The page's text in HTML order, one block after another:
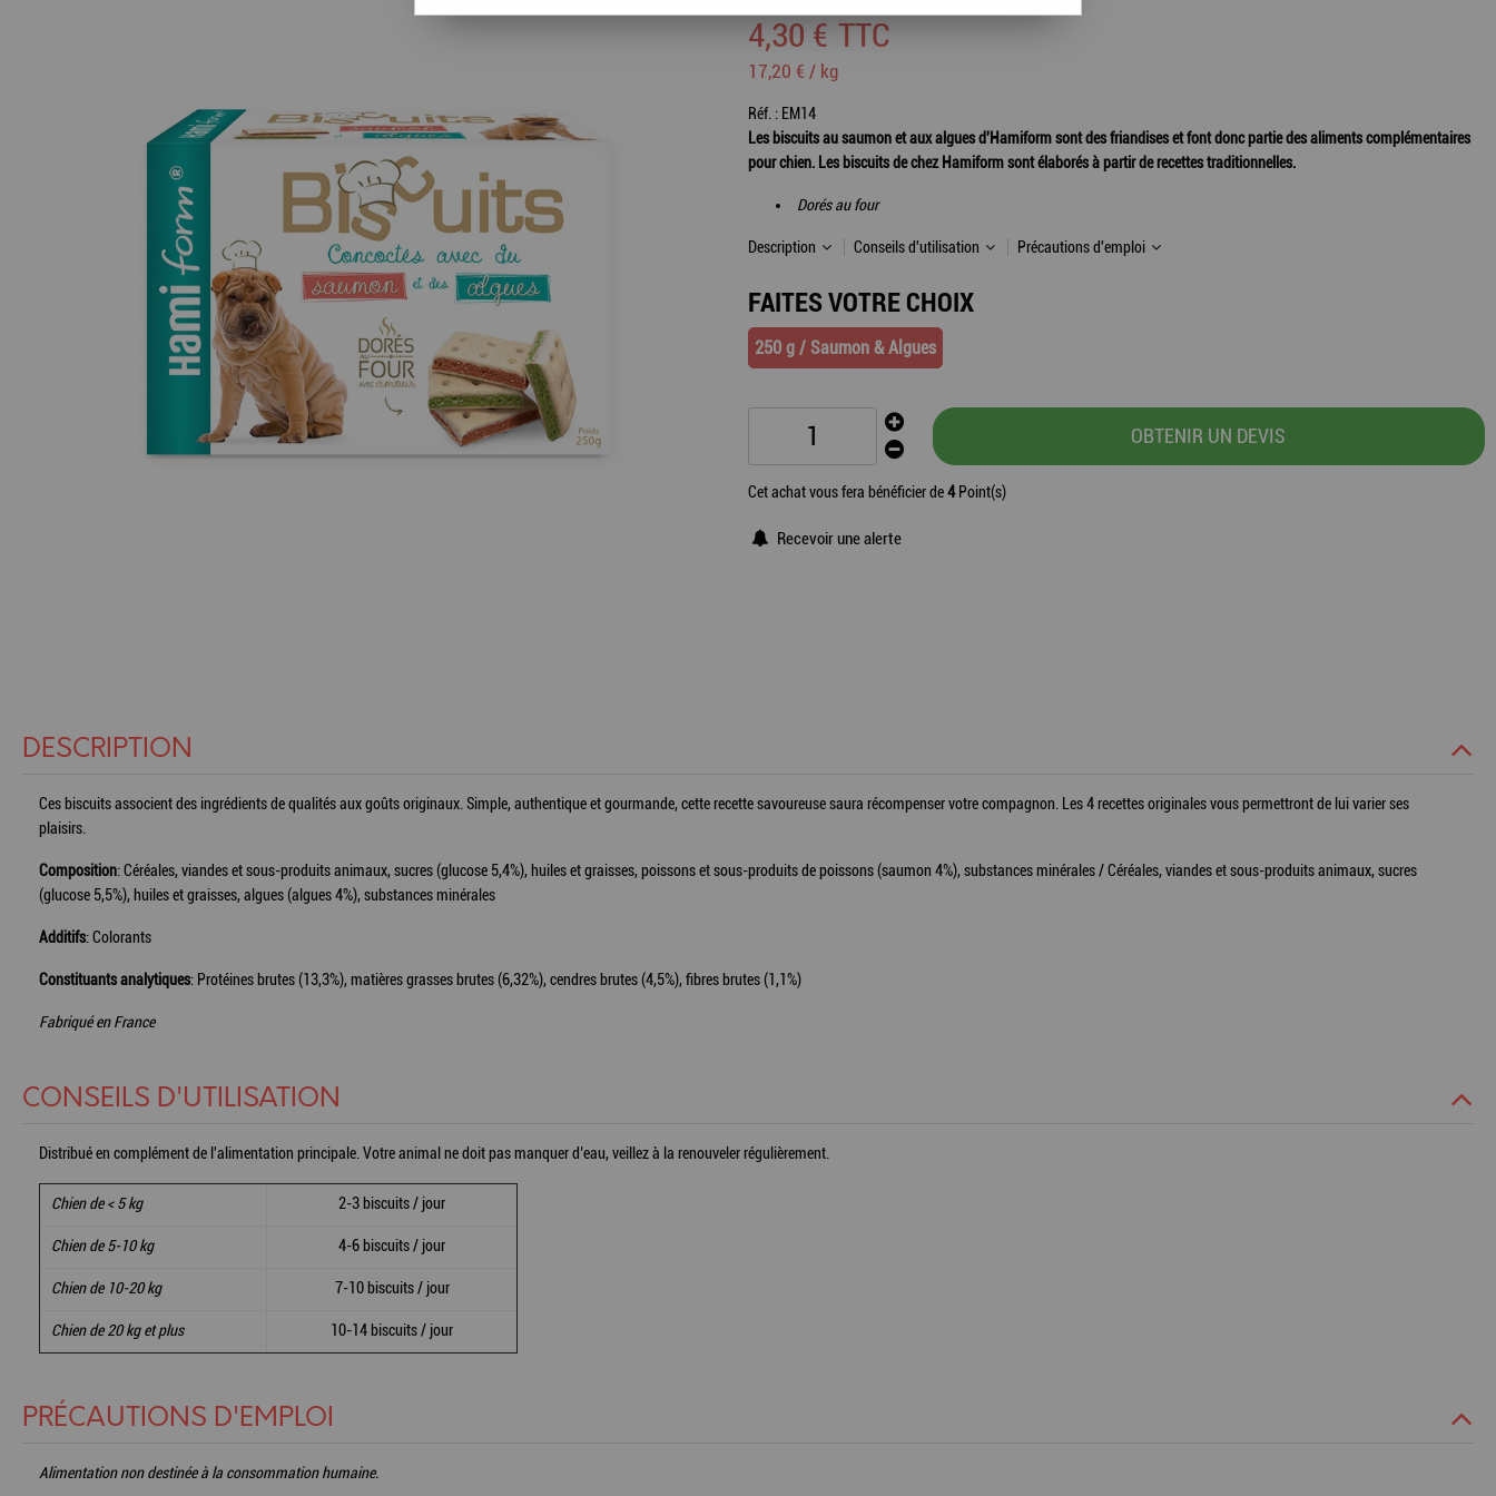
4,30 € TTC
17,20 € / kg
Réf. : EM14
Les biscuits au saumon et aux algues d'Hamiform sont des friandises et font donc partie des aliments complémentaires
pour chien. Les biscuits de chez Hamiform sont élaborés à partir de recettes traditionnelles.
Dorés au four
Description Conseils d'utilisation Précautions d'emploi
FAITES VOTRE CHOIX
250 g / Saumon & Algues
OBTENIR UN DEVIS
Cet achat vous fera bénéficier de4Point(s)
Recevoir une alerte
DESCRIPTION
Ces biscuits associent des ingrédients de qualités aux goûts originaux. Simple, authentique et gourmande, cette recette savoureuse saura récompenser votre compagnon. Les 4 recettes originales vous permettront de lui varier ses
plaisirs.
Composition: Céréales, viandes et sous-produits animaux, sucres (glucose 5,4%), huiles et graisses, poissons et sous-produits de poissons (saumon 4%), substances minérales / Céréales, viandes et sous-produits animaux, sucres
(glucose 5,5%), huiles et graisses, algues (algues 4%), substances minérales
Additifs: Colorants
Constituants analytiques: Protéines brutes (13,3%), matières grasses brutes (6,32%), cendres brutes (4,5%), fibres brutes (1,1%)
Fabriqué en France
CONSEILS D'UTILISATION
Distribué en complément de l'alimentation principale. Votre animal ne doit pas manquer d’eau, veillez à la renouveler régulièrement.
Chien de < 5 kg 2-3 biscuits / jour
Chien de 5-10 kg 4-6 biscuits / jour
Chien de 10-20 kg 7-10 biscuits / jour
Chien de 20 kg et plus 10-14 biscuits / jour
PRÉCAUTIONS D'EMPLOI
Alimentation non destinée à la consommation humaine.